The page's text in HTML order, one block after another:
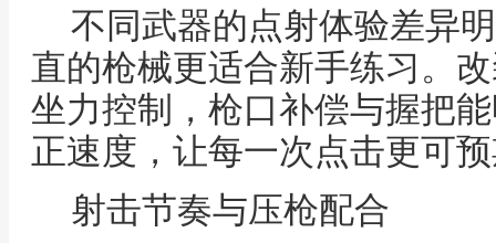
不同武器的点射体验差异
直的枪械更适合新手练习。
坐力控制，枪口补偿与握把
正速度，让每一次点击更可
射击节奏与压枪配合